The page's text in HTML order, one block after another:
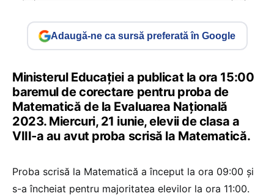
Adaugă-ne ca sursă preferată în Google
Ministerul Educației a publicat la ora 15:00
baremul de corectare pentru proba de
Matematică de la Evaluarea Națională
2023. Miercuri, 21 iunie, elevii de clasa a
VIII-a au avut proba scrisă la Matematică.
Proba scrisă la Matematică a început la ora 09:00 și
s-a încheiat pentru majoritatea elevilor la ora 11:00.